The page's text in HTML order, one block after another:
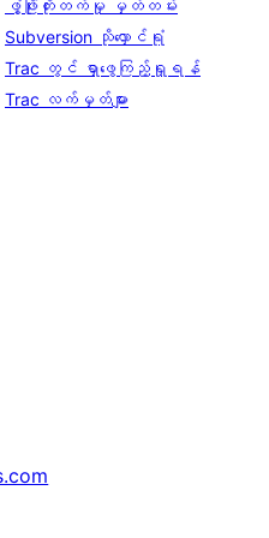
ဖွံ့ဖြိုးတိုးတက်မှု မှတ်တမ်း
Subversion သိုလှောင်ရုံ
Trac တွင် ရှာဖွေကြည့်ရှုရန်
Trac လက်မှတ်များ